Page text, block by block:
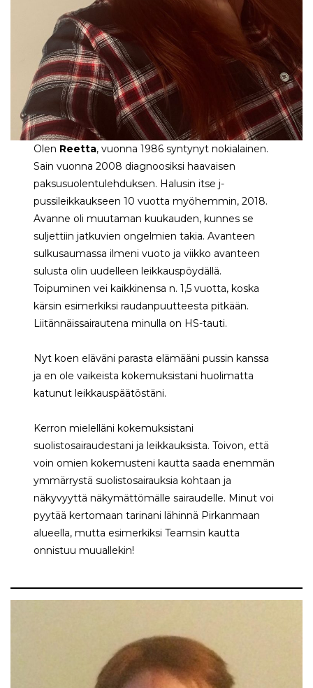
Olen Reetta, vuonna 1986 syntynyt nokialainen.
Sain vuonna 2008 diagnoosiksi haavaisen
paksusuolentulehduksen. Halusin itse j-
pussileikkaukseen 10 vuotta myöhemmin, 2018.
Avanne oli muutaman kuukauden, kunnes se
suljettiin jatkuvien ongelmien takia. Avanteen
sulkusaumassa ilmeni vuoto ja viikko avanteen
sulusta olin uudelleen leikkauspöydällä.
Toipuminen vei kaikkinensa n. 1,5 vuotta, koska
kärsin esimerkiksi raudanpuutteesta pitkään.
Liitännäissairautena minulla on HS-tauti.
Nyt koen eläväni parasta elämääni pussin kanssa
ja en ole vaikeista kokemuksistani huolimatta
katunut leikkauspäätöstäni.
Kerron mielelläni kokemuksistani
suolistosairaudestani ja leikkauksista. Toivon, että
voin omien kokemusteni kautta saada enemmän
ymmärrystä suolistosairauksia kohtaan ja
näkyvyyttä näkymättömälle sairaudelle. Minut voi
pyytää kertomaan tarinani lähinnä Pirkanmaan
alueella, mutta esimerkiksi Teamsin kautta
onnistuu muuallekin!